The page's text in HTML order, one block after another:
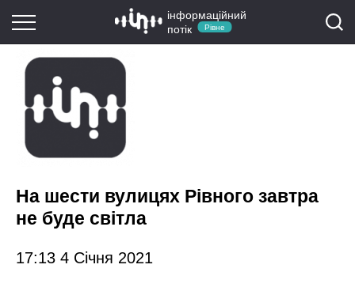
інформаційний
потік
Рівне
На шести вулицях Рівного завтра
не буде світла
17:13 4 Січня 2021